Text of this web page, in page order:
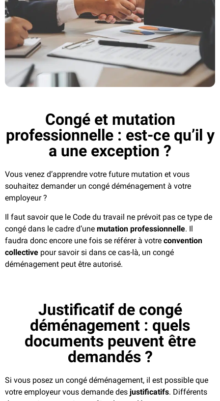
Congé et mutation
professionnelle : est-ce qu’il y
a une exception ?
Vous venez d’apprendre votre future mutation et vous
souhaitez demander un congé déménagement à votre
employeur ?
Il faut savoir que le Code du travail ne prévoit pas ce type de
congé dans le cadre d’une mutation professionnelle. Il
faudra donc encore une fois se référer à votre convention
collective pour savoir si dans ce cas-là, un congé
déménagement peut être autorisé.
Justificatif de congé
déménagement : quels
documents peuvent être
demandés ?
Si vous posez un congé déménagement, il est possible que
votre employeur vous demande des justificatifs. Différents